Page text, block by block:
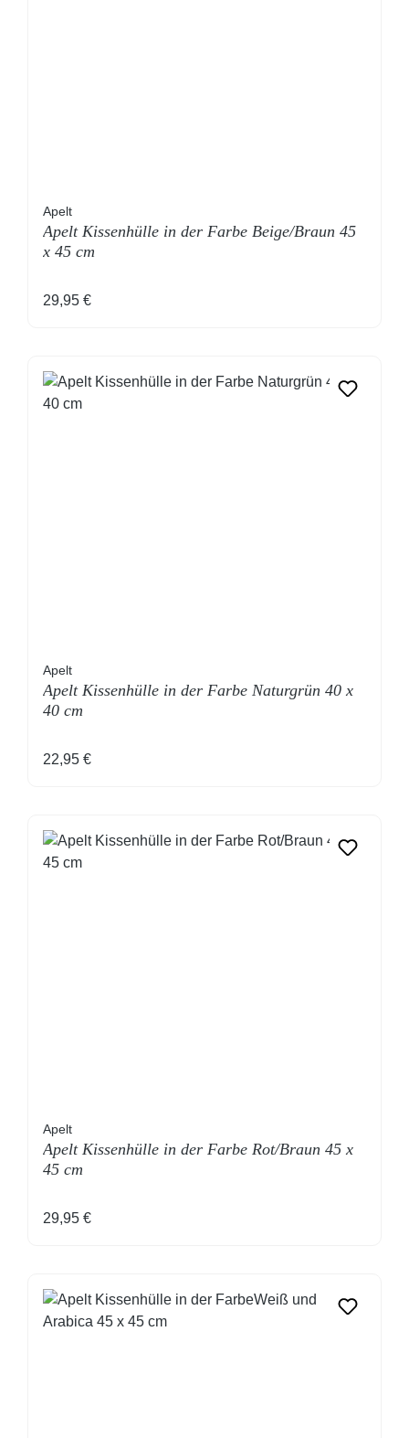
Apelt
Apelt Kissenhülle in der Farbe Beige/Braun 45
x 45 cm
Regulärer Preis:
29,95 €
Apelt
Apelt Kissenhülle in der Farbe Naturgrün 40 x
40 cm
Regulärer Preis:
22,95 €
Apelt
Apelt Kissenhülle in der Farbe Rot/Braun 45 x
45 cm
Regulärer Preis:
29,95 €